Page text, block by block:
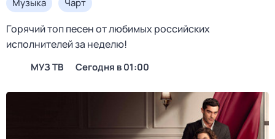
Музыка Чарт
Горячий топ песен от любимых российских
исполнителей за неделю!
МУЗ ТВ Сегодня в 01:00